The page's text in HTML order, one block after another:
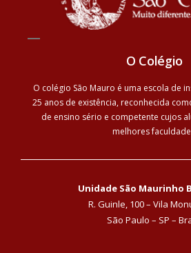
O Colégio
O colégio São Mauro é uma escola de
25 anos de existência, reconhecida
de ensino sério e competente cujos
melhores
Unidade São Maurinho
R. Guinle, 100 – Vila
São Paulo – SP –